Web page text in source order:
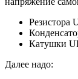
Резистора
Катушки
Далее надо: